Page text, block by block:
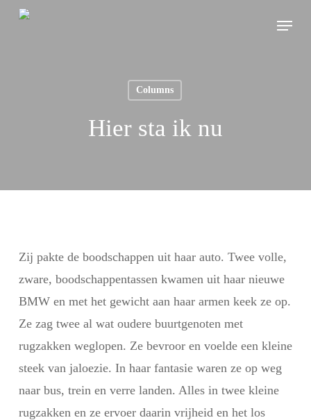
Skip
Menu
Columns
Hier sta ik nu
Zij pakte de boodschappen uit haar auto. Twee volle,
zware, boodschappentassen kwamen uit haar nieuwe
BMW en met het gewicht aan haar armen keek ze op.
Ze zag twee al wat oudere buurtgenoten met
rugzakken weglopen. Ze bevroor en voelde een kleine
steek van jaloezie. In haar fantasie waren ze op weg
naar bus, trein en verre landen. Alles in twee kleine
rugzakken en ze ervoer daarin vrijheid en het los